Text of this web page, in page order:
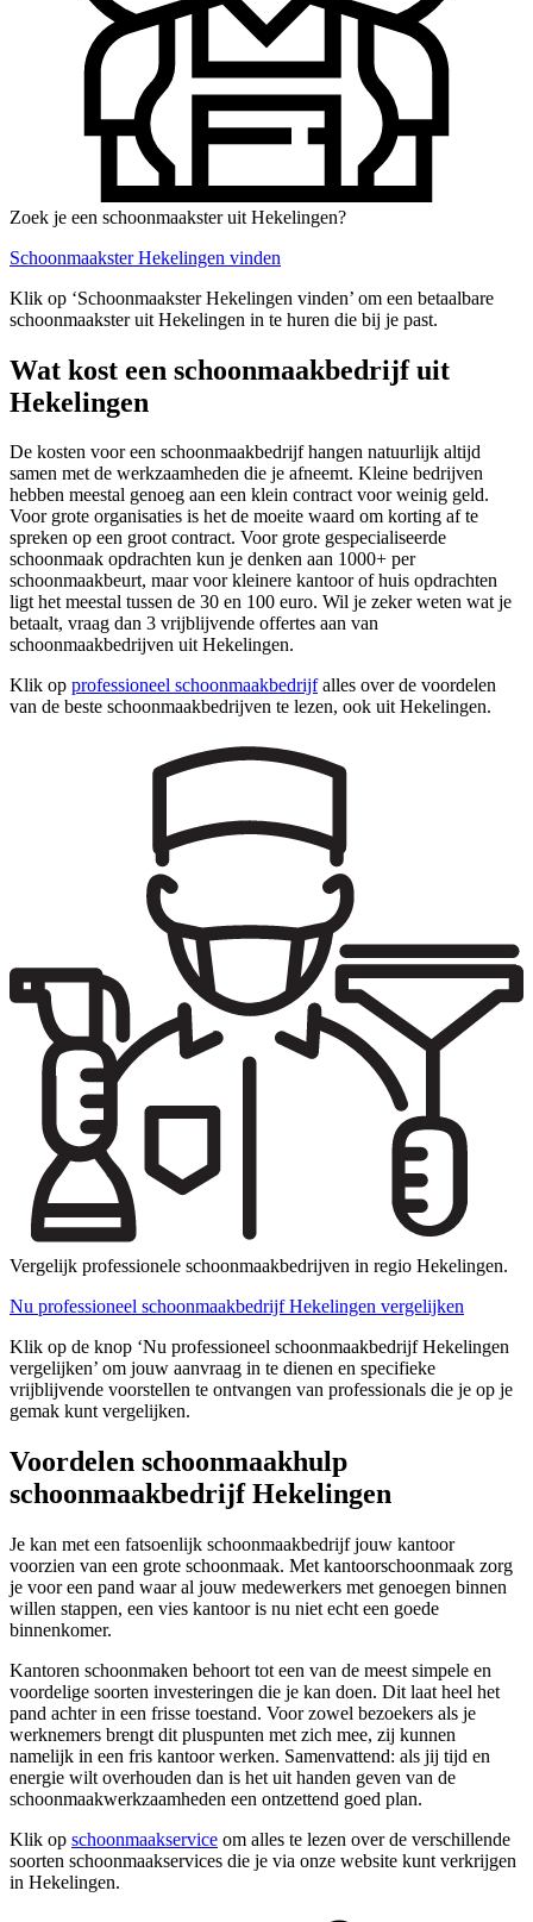
Zoek je een schoonmaakster uit Hekelingen?
Schoonmaakster Hekelingen vinden
Klik op ‘Schoonmaakster Hekelingen vinden’ om een betaalbare
schoonmaakster uit Hekelingen in te huren die bij je past.
Wat kost een schoonmaakbedrijf uit
Hekelingen
De kosten voor een schoonmaakbedrijf hangen natuurlijk altijd
samen met de werkzaamheden die je afneemt. Kleine bedrijven
hebben meestal genoeg aan een klein contract voor weinig geld.
Voor grote organisaties is het de moeite waard om korting af te
spreken op een groot contract. Voor grote gespecialiseerde
schoonmaak opdrachten kun je denken aan 1000+ per
schoonmaakbeurt, maar voor kleinere kantoor of huis opdrachten
ligt het meestal tussen de 30 en 100 euro. Wil je zeker weten wat je
betaalt, vraag dan 3 vrijblijvende offertes aan van
schoonmaakbedrijven uit Hekelingen.
Klik op professioneel schoonmaakbedrijfalles over de voordelen
van de beste schoonmaakbedrijven te lezen, ook uit Hekelingen.
Vergelijk professionele schoonmaakbedrijven in regio Hekelingen.
Nu professioneel schoonmaakbedrijf Hekelingen vergelijken
Klik op de knop ‘Nu professioneel schoonmaakbedrijf Hekelingen
vergelijken’ om jouw aanvraag in te dienen en specifieke
vrijblijvende voorstellen te ontvangen van professionals die je op je
gemak kunt vergelijken.
Voordelen schoonmaakhulp
schoonmaakbedrijf Hekelingen
Je kan met een fatsoenlijk schoonmaakbedrijf jouw kantoor
voorzien van een grote schoonmaak. Met kantoorschoonmaak zorg
je voor een pand waar al jouw medewerkers met genoegen binnen
willen stappen, een vies kantoor is nu niet echt een goede
binnenkomer.
Kantoren schoonmaken behoort tot een van de meest simpele en
voordelige soorten investeringen die je kan doen. Dit laat heel het
pand achter in een frisse toestand. Voor zowel bezoekers als je
werknemers brengt dit pluspunten met zich mee, zij kunnen
namelijk in een fris kantoor werken. Samenvattend: als jij tijd en
energie wilt overhouden dan is het uit handen geven van de
schoonmaakwerkzaamheden een ontzettend goed plan.
Klik op schoonmaakservice om alles te lezen over de verschillende
soorten schoonmaakservices die je via onze website kunt verkrijgen
in Hekelingen.